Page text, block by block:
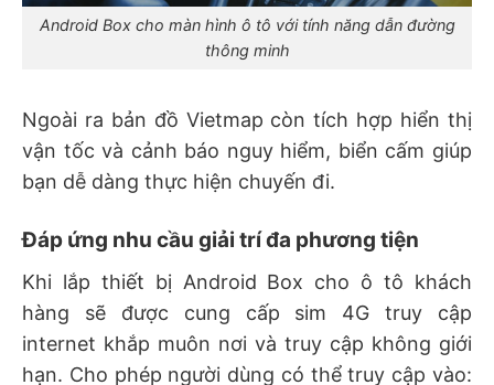
Android Box cho màn hình ô tô với tính năng dẫn đường
thông minh
Ngoài ra bản đồ Vietmap còn tích hợp hiển thị
vận tốc và cảnh báo nguy hiểm, biển cấm giúp
bạn dễ dàng thực hiện chuyến đi.
Đáp ứng nhu cầu giải trí đa phương tiện
Khi lắp thiết bị Android Box cho ô tô khách
hàng sẽ được cung cấp sim 4G truy cập
internet khắp muôn nơi và truy cập không giới
hạn. Cho phép người dùng có thể truy cập vào: